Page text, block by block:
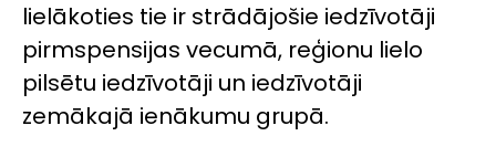
lielākoties tie ir strādājošie iedzīvotāji
pirmspensijas vecumā, reģionu lielo
pilsētu iedzīvotāji un iedzīvotāji
zemākajā ienākumu grupā.